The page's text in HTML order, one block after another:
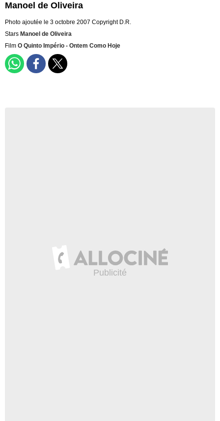
Manoel de Oliveira
Photo ajoutée le 3 octobre 2007 Copyright D.R.
Stars Manoel de Oliveira
Film O Quinto Império - Ontem Como Hoje